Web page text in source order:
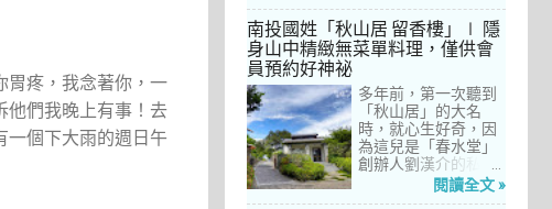
胃疼，我念著你，一
他們我晚上有事！去
一個下大雨的週日午
阿姨及桄甄老師誠懇
給我建議，其他都是
一堆來亂的！哈～ 從
宮」到台中的
「澀」，再比較了幾
間價位較親民的牛排
餐廳……，最終，小禎
選定了阿姨及表弟剛
去吃過的「法森小
館」，理由很簡單：
南投國姓「秋山居 留香樓」∣ 隱
身山中精緻無菜單料理，僅供會
員預約好神祕
多年前，第一次聽到
「秋山居」的大名
時，就心生好奇，因
為這兒是「春水堂」
創辦人劉漢介的私人
招待所，只對會員開
閱讀全文 »